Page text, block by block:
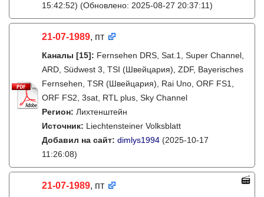
15:42:52) (Обновлено: 2025-08-27 20:37:11)
21-07-1989, пт
Каналы [15]: Fernsehen DRS, Sat.1, Super Channel,
ARD, Südwest 3, TSI (Швейцария), ZDF, Bayerisches
Fernsehen, TSR (Швейцария), Rai Uno, ORF FS1,
ORF FS2, 3sat, RTL plus, Sky Channel
Регион: Лихтенштейн
Источник: Liechtensteiner Volksblatt
Добавил на сайт: dimlys1994 (2025-10-17
11:26:08)
21-07-1989, пт